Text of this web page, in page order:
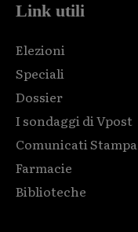
Link utili
Elezioni
Speciali
Dossier
I sondaggi di Vpost
Comunicati Stampa
Farmacie
Biblioteche